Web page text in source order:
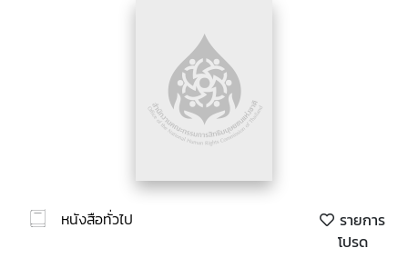
หนังสือทั่วไป
รายการ
โปรด